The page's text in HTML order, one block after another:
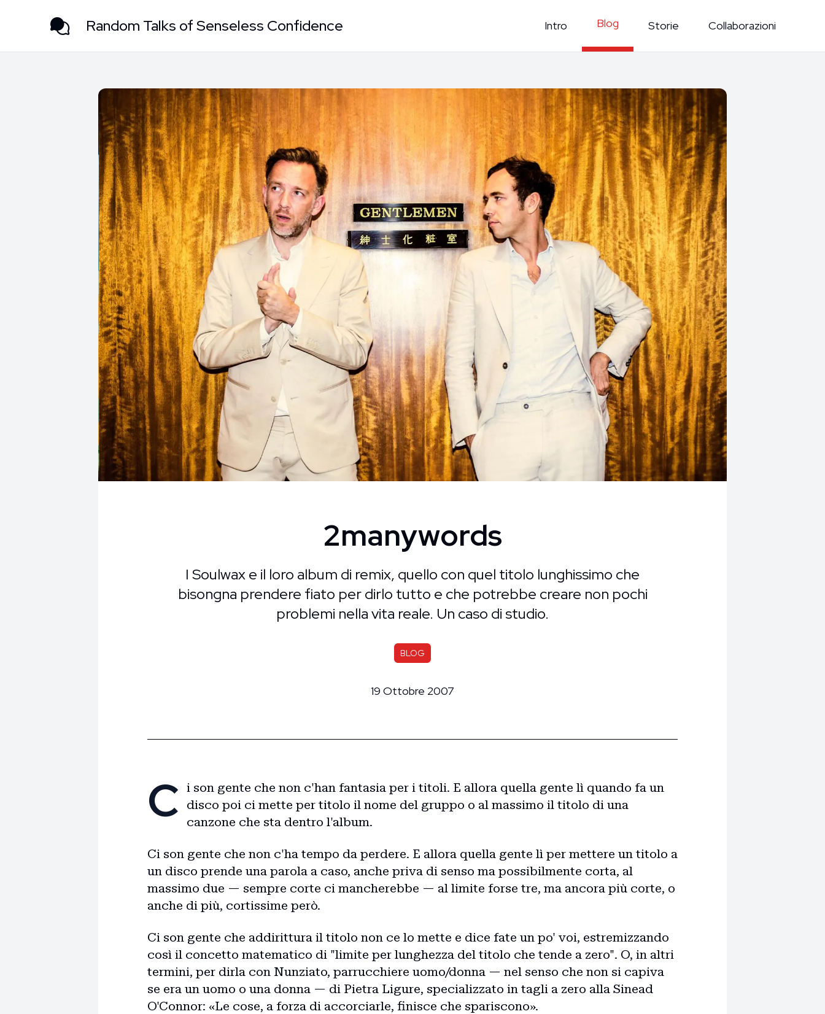
Random Talks of Senseless Confidence Intro Blog Storie Collaborazioni
2manywords
I Soulwax e il loro album di remix, quello con quel titolo lunghissimo che
bisongna prendere fiato per dirlo tutto e che potrebbe creare non pochi
problemi nella vita reale. Un caso di studio.
BLOG
19 Ottobre 2007
C i son gente che non c'han fantasia per i titoli. E allora quella gente lì quando fa un
disco poi ci mette per titolo il nome del gruppo o al massimo il titolo di una
canzone che sta dentro l'album.
Ci son gente che non c'ha tempo da perdere. E allora quella gente lì per mettere un titolo a
un disco prende una parola a caso, anche priva di senso ma possibilmente corta, al
massimo due — sempre corte ci mancherebbe — al limite forse tre, ma ancora più corte, o
anche di più, cortissime però.
Ci son gente che addirittura il titolo non ce lo mette e dice fate un po' voi, estremizzando
così il concetto matematico di "limite per lunghezza del titolo che tende a zero". O, in altri
termini, per dirla con Nunziato, parrucchiere uomo/donna — nel senso che non si capiva
se era un uomo o una donna — di Pietra Ligure, specializzato in tagli a zero alla Sinead
O'Connor: «Le cose, a forza di accorciarle, finisce che spariscono».